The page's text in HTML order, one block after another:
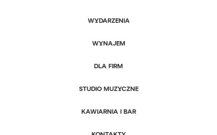
WYDARZENIA
WYNAJEM
DLA FIRM
STUDIO MUZYCZNE
KAWIARNIA I BAR